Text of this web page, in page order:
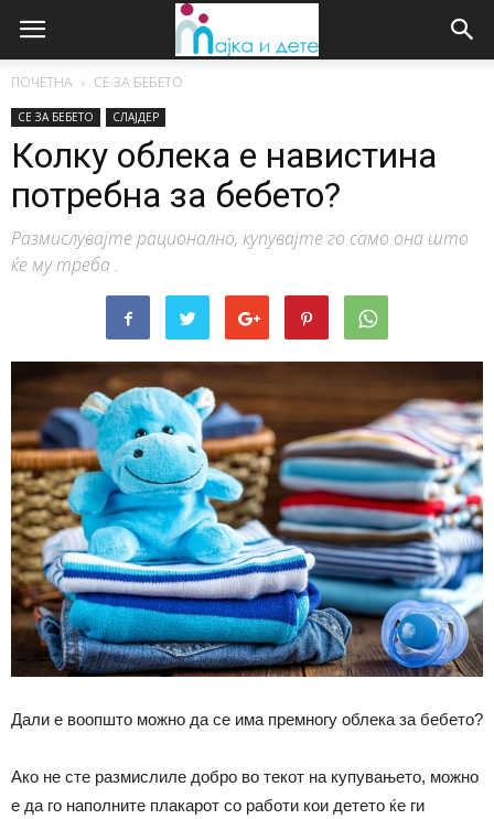
ПОЧЕТНА СЕ ЗА БЕБЕТО
СЕ ЗА БЕБЕТО СЛАЈДЕР
Колку облека е навистина
потребна за бебето?
Размислувајте рационално, купувајте го само она што
ќе му треба .
Дали е воопшто можно да се има премногу облека за бебето?
Ако не сте размислиле добро во текот на купувањето, можно
е да го наполните плакарот со работи кои детето ќе ги